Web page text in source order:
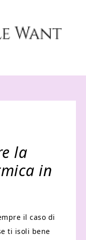
la
in
il caso di
ti isoli bene